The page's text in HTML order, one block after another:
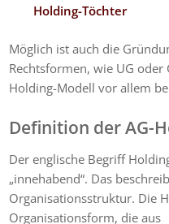
Holding-Töchter
Möglich ist auch die
Rechtsformen, wie UG oder
Holding-Modell vor allem
Definition der AG-
Der englische Begriff
„innehabend“. Das
Organisationsstruktur. Die
Organisationsform, die aus